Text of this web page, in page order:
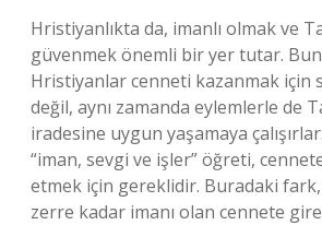
Hristiyanlıkta da, imanlı olmak ve
güvenmek önemli bir yer tutar.
Hristiyanlar cenneti kazanmak için
değil, aynı zamanda eylemlerle de
iradesine uygun yaşamaya
“iman, sevgi ve işler” öğreti,
etmek için gereklidir. Buradaki fark,
zerre kadar imanı olan cennete